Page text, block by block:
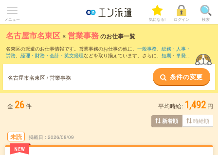
メニュー 気になる! ログイン 検索
名古屋市名東区 ×営業事務のお仕事一覧
名東区の派遣のお仕事情報です。営業事務のお仕事の他に、 一般事務、 総務・人事・
労務、 経理・財務・会計・英文経理などを取り揃えています。さらに、 短期 ・ 単発な
名古屋市名東区 / 営業事務 条件の変更
全 26件 平均時給: 1,492 円
新着順 時給順
未読
NEW
掲載日 2026/08/09